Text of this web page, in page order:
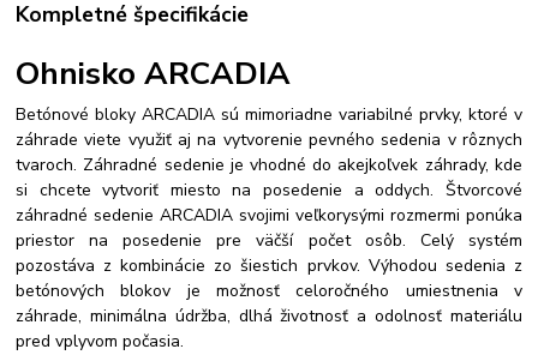
Kompletné špecifikácie
Ohnisko ARCADIA
Betónové bloky ARCADIA sú mimoriadne variabilné prvky, ktoré v
záhrade viete využiť aj na vytvorenie pevného sedenia v rôznych
tvaroch. Záhradné sedenie je vhodné do akejkoľvek záhrady, kde
si chcete vytvoriť miesto na posedenie a oddych. Štvorcové
záhradné sedenie ARCADIA svojimi veľkorysými rozmermi ponúka
priestor na posedenie pre väčší počet osôb. Celý systém
pozostáva z kombinácie zo šiestich prvkov. Výhodou sedenia z
betónových blokov je možnosť celoročného umiestnenia v
záhrade, minimálna údržba, dlhá životnosť a odolnosť materiálu
pred vplyvom počasia.